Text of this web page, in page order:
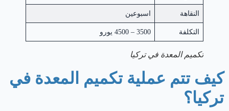
النقاهة اسبوعين
التكلفة 3500 – 4500 يورو
تكميم المعدة في تركيا
كيف تتم عملية تكميم المعدة في
تركيا؟